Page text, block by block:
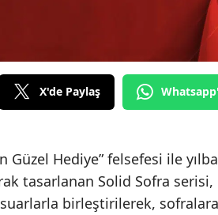
X'de Paylaş
Güzel Hediye” felsefesi ile
tasarlanan Solid Sofra
birleştirilerek,